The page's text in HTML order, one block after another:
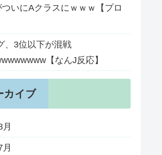
いにAクラスにｗｗｗ【プロ
、3位以下が混戦
【なんJ反応】
カイブ